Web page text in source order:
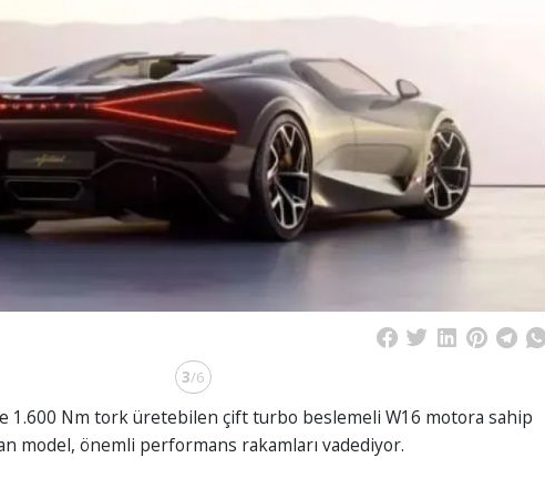
3/6
1.600 Nm tork üretebilen çift turbo beslemeli W16 motora sahip
model, önemli performans rakamları vadediyor.